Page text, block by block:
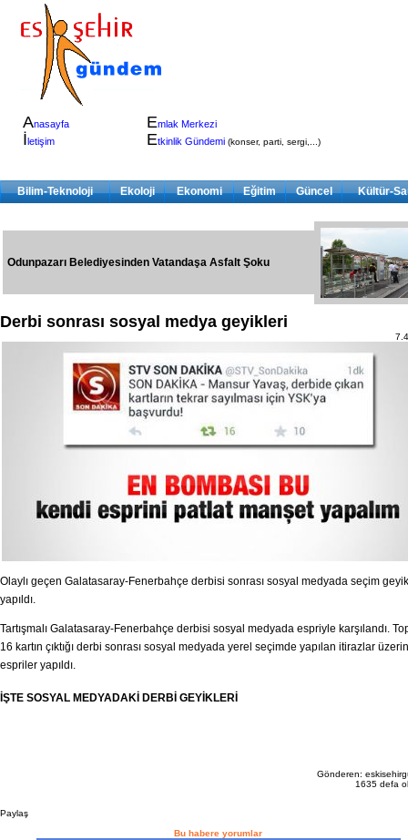
Anasayfa
İletişim
Emlak Merkezi
Etkinlik Gündemi (konser, parti, sergi,...)
Bilim-Teknoloji Ekoloji Ekonomi Eğitim Güncel Kültür-
Odunpazarı Belediyesinden Vatandaşa Asfalt Şoku
Derbi sonrası sosyal medya geyikleri
Olaylı geçen Galatasaray-Fenerbahçe derbisi sonrası sosyal medyada seçim
yapıldı.
Tartışmalı Galatasaray-Fenerbahçe derbisi sosyal medyada espriyle karşılandı.
16 kartın çıktığı derbi sonrası sosyal medyada yerel seçimde yapılan itirazlar
espriler yapıldı.
İŞTE SOSYAL MEDYADAKİ DERBİ GEYİKLERİ
Gönderen:
1635 defa
Paylaş
Bu habere yorumlar